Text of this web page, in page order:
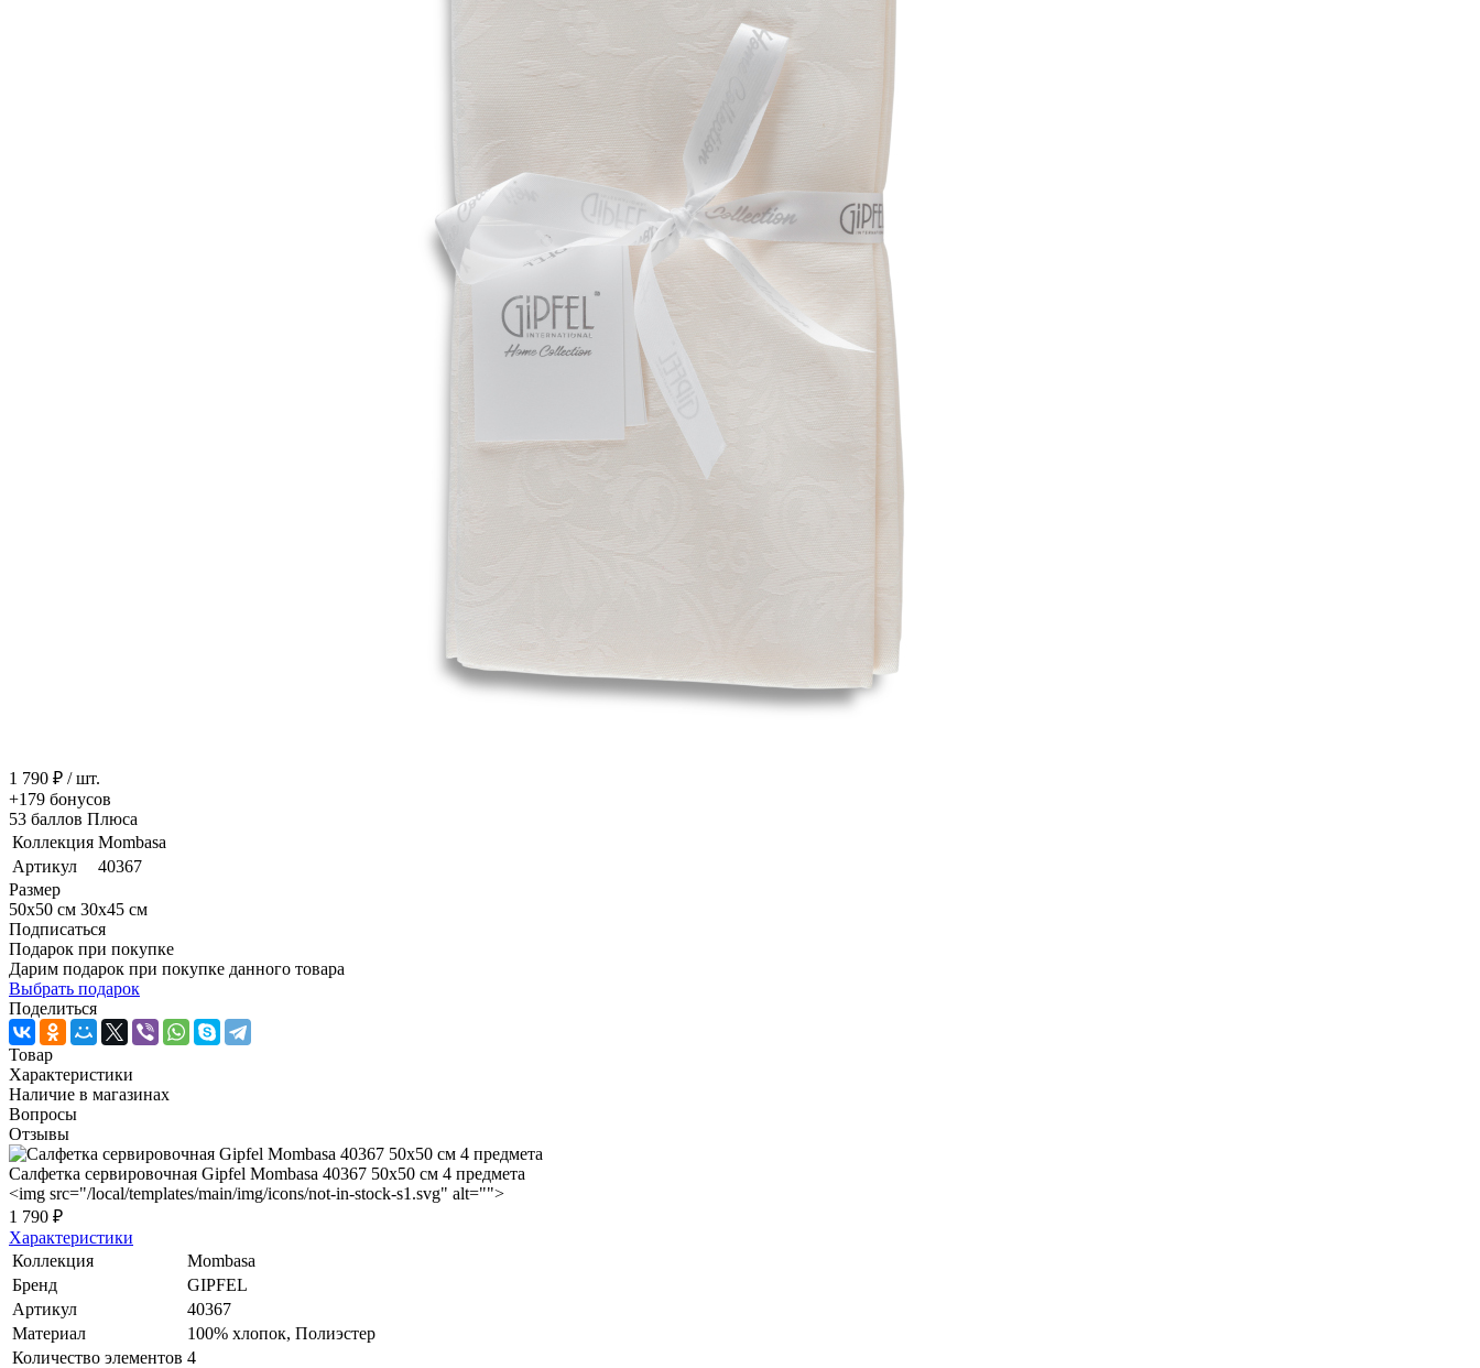
1 790 ₽ / шт.
+179 бонусов
53 баллов Плюса
Коллекция Mombasa
Артикул
40367
Размер
50x50 см 30x45 см
Подписаться
Подарок при покупке
Дарим подарок при покупке данного товара
Выбрать подарок
Поделиться
Товар
Характеристики
Наличие в магазинах
Вопросы
Отзывы
Салфетка сервировочная Gipfel Mombasa 40367 50x50 см 4 предмета
<img src="/local/templates/main/img/icons/not-in-stock-s1.svg" alt="">
1 790 ₽
Характеристики
Коллекция
Mombasa
Бренд
GIPFEL
Артикул
40367
Материал
100% хлопок, Полиэстер
Количество элементов 4